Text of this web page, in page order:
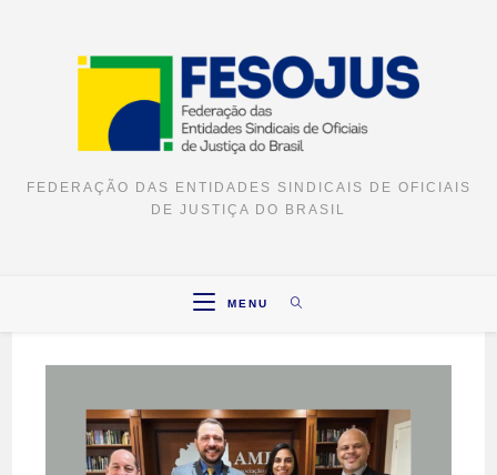
FEDERAÇÃO DAS ENTIDADES SINDICAIS DE OFICIAIS
DE JUSTIÇA DO BRASIL
MENU